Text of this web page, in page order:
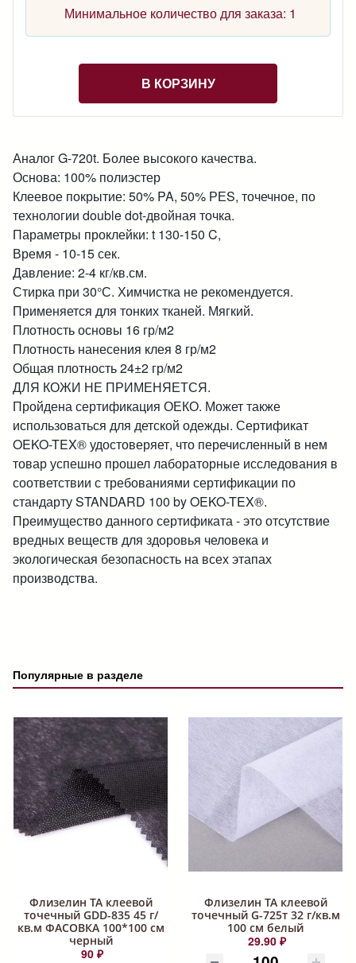
Минимальное количество для заказа: 1
В КОРЗИНУ
Аналог G-720t. Более высокого качества.
Основа: 100% полиэстер
Клеевое покрытие: 50% PA, 50% РЕS, точечное, по
технологии double dot-двойная точка.
Параметры проклейки: t 130-150 C,
Время - 10-15 сек.
Давление: 2-4 кг/кв.см.
Стирка при 30°С. Химчистка не рекомендуется.
Применяется для тонких тканей. Мягкий.
Плотность основы 16 гр/м2
Плотность нанесения клея 8 гр/м2
Общая плотность 24±2 гр/м2
ДЛЯ КОЖИ НЕ ПРИМЕНЯЕТСЯ.
Пройдена сертификация ОЕКО. Может также
использоваться для детской одежды. Сертификат
OEKO-TEX® удостоверяет, что перечисленный в нем
товар успешно прошел лабораторные исследования в
соответствии с требованиями сертификации по
стандарту STANDARD 100 by OEKO-TEX®.
Преимущество данного сертификата - это отсутствие
вредных веществ для здоровья человека и
экологическая безопасность на всех этапах
производства.
Популярные в разделе
Флизелин ТА клеевой
точечный GDD-835 45 г/
кв.м ФАСОВКА 100*100 см
черный
90 ₽
Флизелин ТА клеевой
точечный G-725т 32 г/кв.м
100 см белый
29.90 ₽